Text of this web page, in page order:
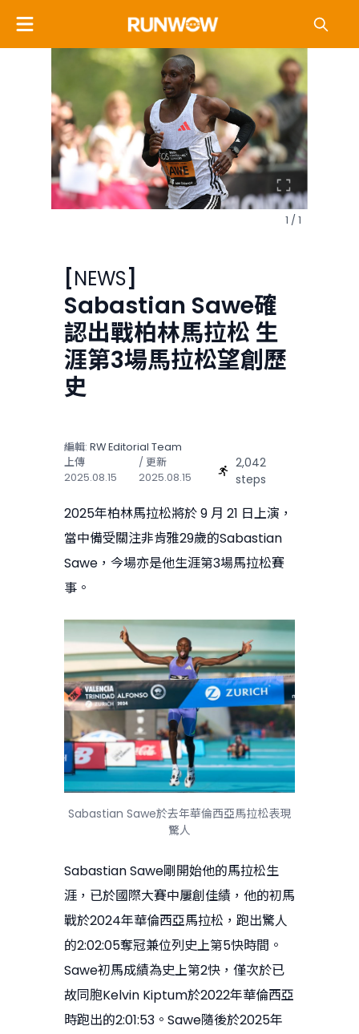
1 / 1
[NEWS]
Sabastian Sawe確
認出戰柏林馬拉松 生
涯第3場馬拉松望創歷
史
編輯: RW Editorial Team
上傳
2025.08.15
/ 更新
2025.08.15
2,042
steps
2025年柏林馬拉松將於 9 月 21 日上演，
當中備受關注非肯雅29歲的Sabastian
Sawe，今場亦是他生涯第3場馬拉松賽
事。
Sabastian Sawe於去年華倫西亞馬拉松表現
驚人
Sabastian Sawe剛開始他的馬拉松生
涯，已於國際大賽中屢創佳績，他的初馬
戰於2024年華倫西亞馬拉松，跑出驚人
的2:02:05奪冠兼位列史上第5快時間。
Sawe初馬成績為史上第2快，僅次於已
故同胞Kelvin Kiptum於2022年華倫西亞
時跑出的2:01:53。Sawe隨後於2025年